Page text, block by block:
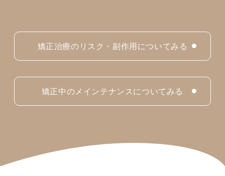
矯正治療のリスク・副作用についてみる
矯正中のメインテナンスについてみる